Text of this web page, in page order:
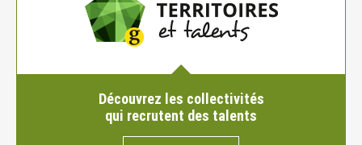
Découvrez les collectivités
qui recrutent des talents